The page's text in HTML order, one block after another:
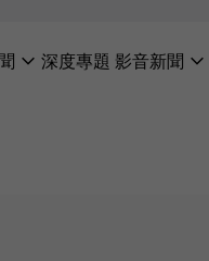
深度專題 影音新聞